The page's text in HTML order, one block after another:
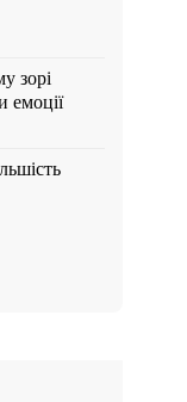
зорі
емоції